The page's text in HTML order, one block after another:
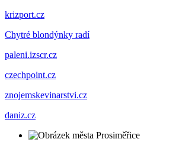
krizport.cz
Chytré blondýnky radí
paleni.izscr.cz
czechpoint.cz
znojemskevinarstvi.cz
daniz.cz